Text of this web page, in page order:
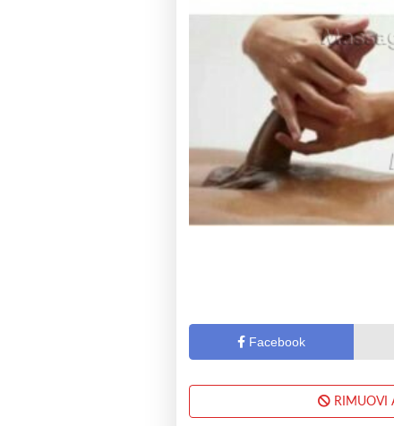
Facebook
RIMUOVI